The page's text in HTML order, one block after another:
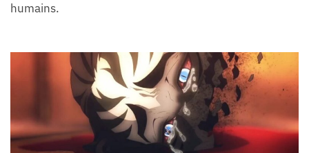
humains.